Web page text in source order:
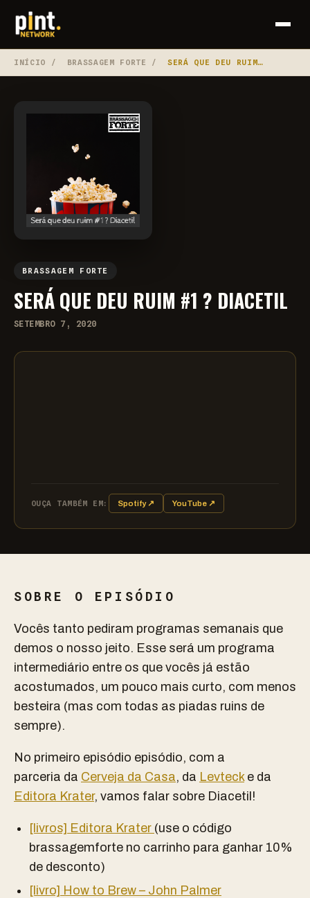
INÍCIO / BRASSAGEM FORTE /SERÁ QUE DEU RUIM…
BRASSAGEM FORTE
SERÁ QUE DEU RUIM #1 ? DIACETIL
SETEMBRO 7, 2020
OUÇA TAMBÉM EM: Spotify ↗ YouTube ↗
SOBRE O EPISÓDIO
Vocês tanto pediram programas semanais que
demos o nosso jeito. Esse será um programa
intermediário entre os que vocês já estão
acostumados, um pouco mais curto, com menos
besteira (mas com todas as piadas ruins de
sempre).
No primeiro episódio episódio, com a
parceria da Cerveja da Casa, da Levtecke da
Editora Krater, vamos falar sobre Diacetil!
[livros] Editora Krater (use o código
brassagemforte no carrinho para ganhar 10%
de desconto)
[livro] How to Brew – John Palmer